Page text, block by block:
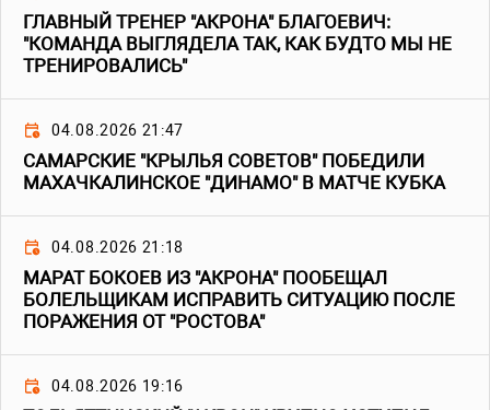
ГЛАВНЫЙ ТРЕНЕР "АКРОНА" БЛАГОЕВИЧ:
"КОМАНДА ВЫГЛЯДЕЛА ТАК, КАК БУДТО МЫ НЕ
ТРЕНИРОВАЛИСЬ"
04.08.2026 21:47
САМАРСКИЕ "КРЫЛЬЯ СОВЕТОВ" ПОБЕДИЛИ
МАХАЧКАЛИНСКОЕ "ДИНАМО" В МАТЧЕ КУБКА
04.08.2026 21:18
МАРАТ БОКОЕВ ИЗ "АКРОНА" ПООБЕЩАЛ
БОЛЕЛЬЩИКАМ ИСПРАВИТЬ СИТУАЦИЮ ПОСЛЕ
ПОРАЖЕНИЯ ОТ "РОСТОВА"
04.08.2026 19:16